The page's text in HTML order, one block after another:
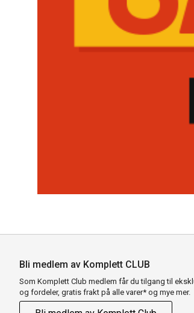
Bli medlem av Komplett CLUB
Som Komplett Club medlem får du tilgang til
og fordeler, gratis frakt på alle varer* og mye mer.